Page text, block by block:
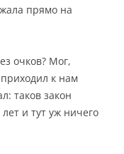
прямо на
очков? Мог,
к нам
таков закон
и тут уж ничего